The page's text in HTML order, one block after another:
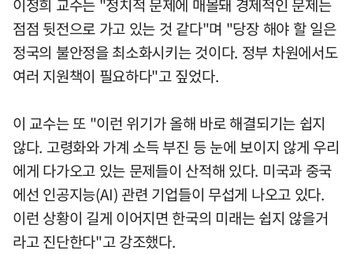
이정희 교수는 "정치적 문제에 매몰돼 경제적인 문제는
점점 뒷전으로 가고 있는 것 같다"며 "당장 해야 할 일은
정국의 불안정을 최소화시키는 것이다. 정부 차원에서도
여러 지원책이 필요하다"고 짚었다.
이 교수는 또 "이런 위기가 올해 바로 해결되기는 쉽지
않다. 고령화와 가계 소득 부진 등 눈에 보이지 않게 우리
에게 다가오고 있는 문제들이 산적해 있다. 미국과 중국
에선 인공지능(AI) 관련 기업들이 무섭게 나오고 있다.
이런 상황이 길게 이어지면 한국의 미래는 쉽지 않을거
라고 진단한다"고 강조했다.